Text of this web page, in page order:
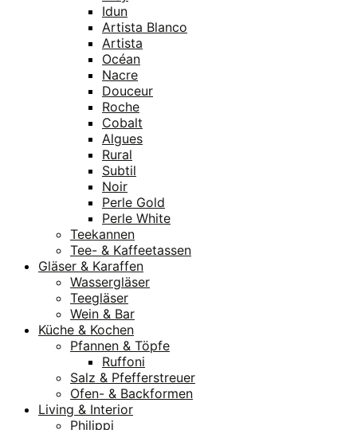
Idun
Artista Blanco
Artista
Océan
Nacre
Douceur
Roche
Cobalt
Algues
Rural
Subtil
Noir
Perle Gold
Perle White
Teekannen
Tee- & Kaffeetassen
Gläser & Karaffen
Wassergläser
Teegläser
Wein & Bar
Küche & Kochen
Pfannen & Töpfe
Ruffoni
Salz & Pfefferstreuer
Ofen- & Backformen
Living & Interior
Philippi